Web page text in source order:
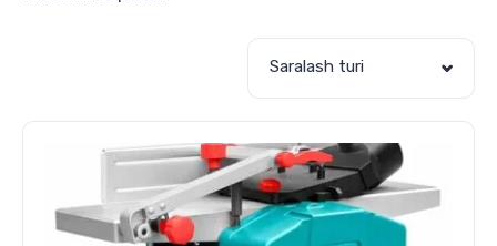
Saralash turi